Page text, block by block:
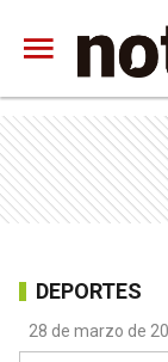
DEPORTES
28 de marzo de